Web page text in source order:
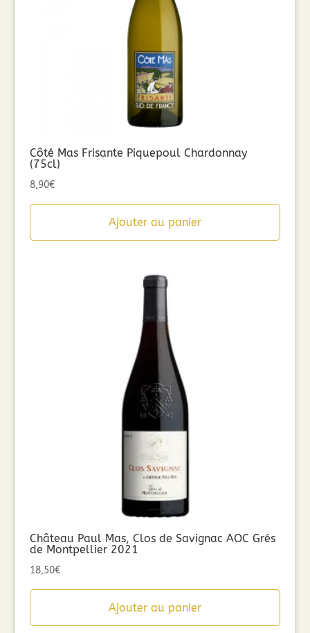
Côté Mas Frisante Piquepoul Chardonnay
(75cl)
8,90€
Ajouter au panier
Château Paul Mas, Clos de Savignac AOC Grés
de Montpellier 2021
18,50€
Ajouter au panier